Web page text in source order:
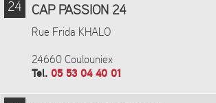
24 CAP PASSION 24
Rue Frida KHALO
24660 Coulouniex
Tel. 05 53 04 40 01